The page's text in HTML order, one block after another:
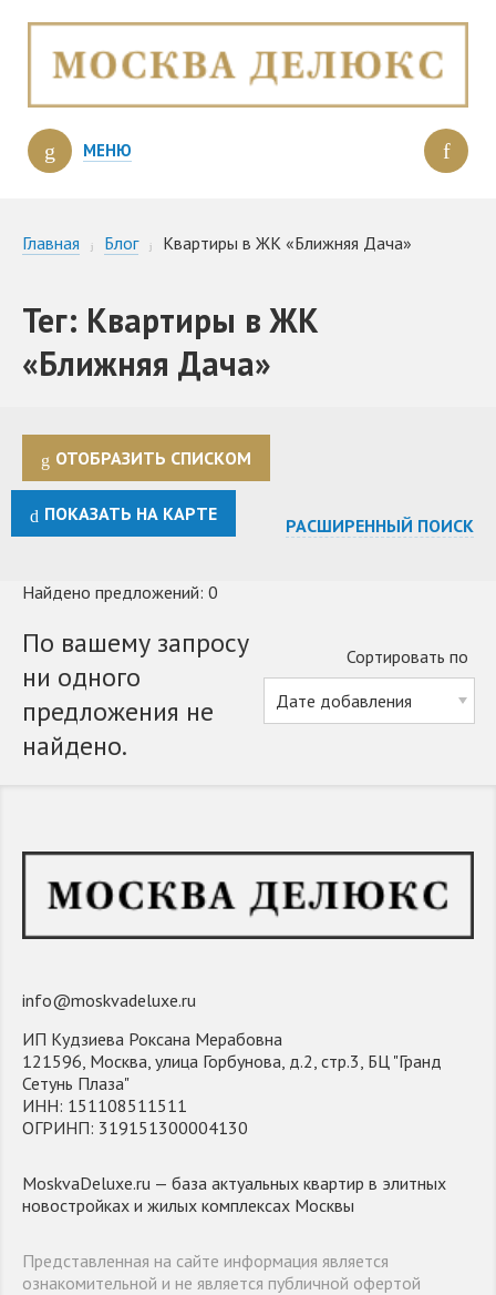
МЕНЮ
Главная Блог Квартиры в ЖК «Ближняя Дача»
Тег: Квартиры в ЖК
«Ближняя Дача»
ОТОБРАЗИТЬ СПИСКОМ
ПОКАЗАТЬ НА КАРТЕ
РАСШИРЕННЫЙ ПОИСК
Найдено предложений: 0
Сортировать по
По вашему запросу
ни одного
предложения не
найдено.
info@moskvadeluxe.ru
ИП Кудзиева Роксана Мерабовна
121596, Москва, улица Горбунова, д.2, стр.3, БЦ "Гранд
Сетунь Плаза"
ИНН: 151108511511
ОГРИНП: 319151300004130
MoskvaDeluxe.ru — база актуальных квартир в элитных
новостройках и жилых комплексах Москвы
Представленная на сайте информация является
ознакомительной и не является публичной офертой